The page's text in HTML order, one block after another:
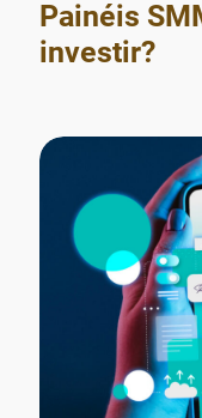
Painéis
investir?